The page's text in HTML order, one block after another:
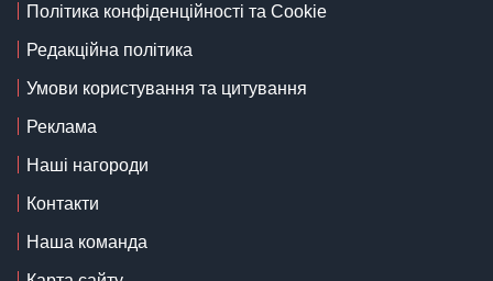
Політика конфіденційності та Cookie
Редакційна політика
Умови користування та цитування
Реклама
Наші нагороди
Контакти
Наша команда